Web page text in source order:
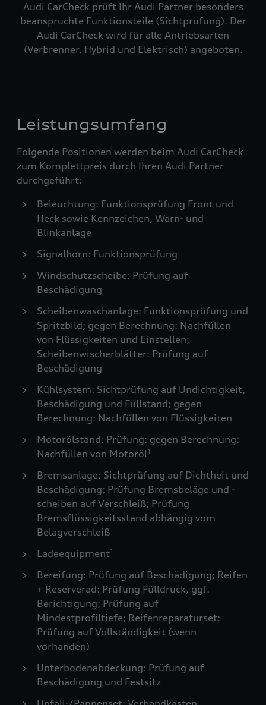
Audi CarCheck prüft Ihr Audi Partner besonders
beanspruchte Funktionsteile (Sichtprüfung). Der
Audi CarCheck wird für alle Antriebsarten
(Verbrenner, Hybrid und Elektrisch) angeboten.
Leistungsumfang
Folgende Positionen werden beim Audi CarCheck
zum Komplettpreis durch Ihren Audi Partner
durchgeführt:
Beleuchtung: Funktionsprüfung Front und
Heck sowie Kennzeichen, Warn- und
Blinkanlage
Signalhorn: Funktionsprüfung
Windschutzscheibe: Prüfung auf
Beschädigung
Scheibenwaschanlage: Funktionsprüfung und
Spritzbild; gegen Berechnung: Nachfüllen
von Flüssigkeiten und Einstellen;
Scheibenwischerblätter: Prüfung auf
Beschädigung
Kühlsystem: Sichtprüfung auf Undichtigkeit,
Beschädigung und Füllstand; gegen
Berechnung: Nachfüllen von Flüssigkeiten
Motorölstand: Prüfung; gegen Berechnung:
Nachfüllen von Motoröl1
Bremsanlage: Sichtprüfung auf Dichtheit und
Beschädigung; Prüfung Bremsbeläge und -
scheiben auf Verschleiß; Prüfung
Bremsflüssigkeitsstand abhängig vom
Belagverschleiß
Ladeequipment1
Bereifung: Prüfung auf Beschädigung; Reifen
+ Reserverad: Prüfung Fülldruck, ggf.
Berichtigung; Prüfung auf
Mindestprofiltiefe; Reifenreparaturset:
Prüfung auf Vollständigkeit (wenn
vorhanden)
Unterbodenabdeckung: Prüfung auf
Beschädigung und Festsitz